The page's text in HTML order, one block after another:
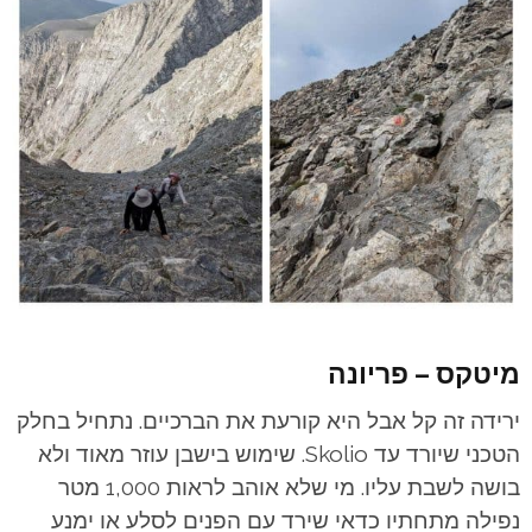
מיטקס – פריונה
ירידה זה קל אבל היא קורעת את הברכיים. נתחיל בחלק
הטכני שיורד עד Skolio. שימוש בישבן עוזר מאוד ולא
בושה לשבת עליו. מי שלא אוהב לראות 1,000 מטר
נפילה מתחתיו כדאי שירד עם הפנים לסלע או ימנע